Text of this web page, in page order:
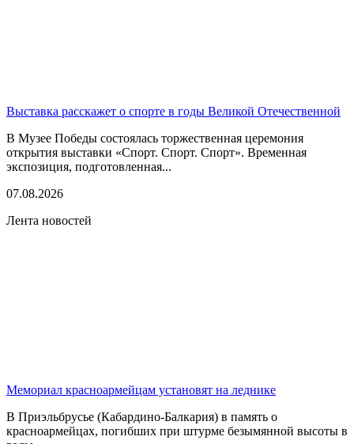
Выставка расскажет о спорте в годы Великой Отечественной
В Музее Победы состоялась торжественная церемония
открытия выставки «Спорт. Спорт. Спорт». Временная
экспозиция, подготовленная...
07.08.2026
Лента новостей
Мемориал красноармейцам установят на леднике
В Приэльбрусье (Кабардино-Балкария) в память о
красноармейцах, погибших при штурме безымянной высоты в